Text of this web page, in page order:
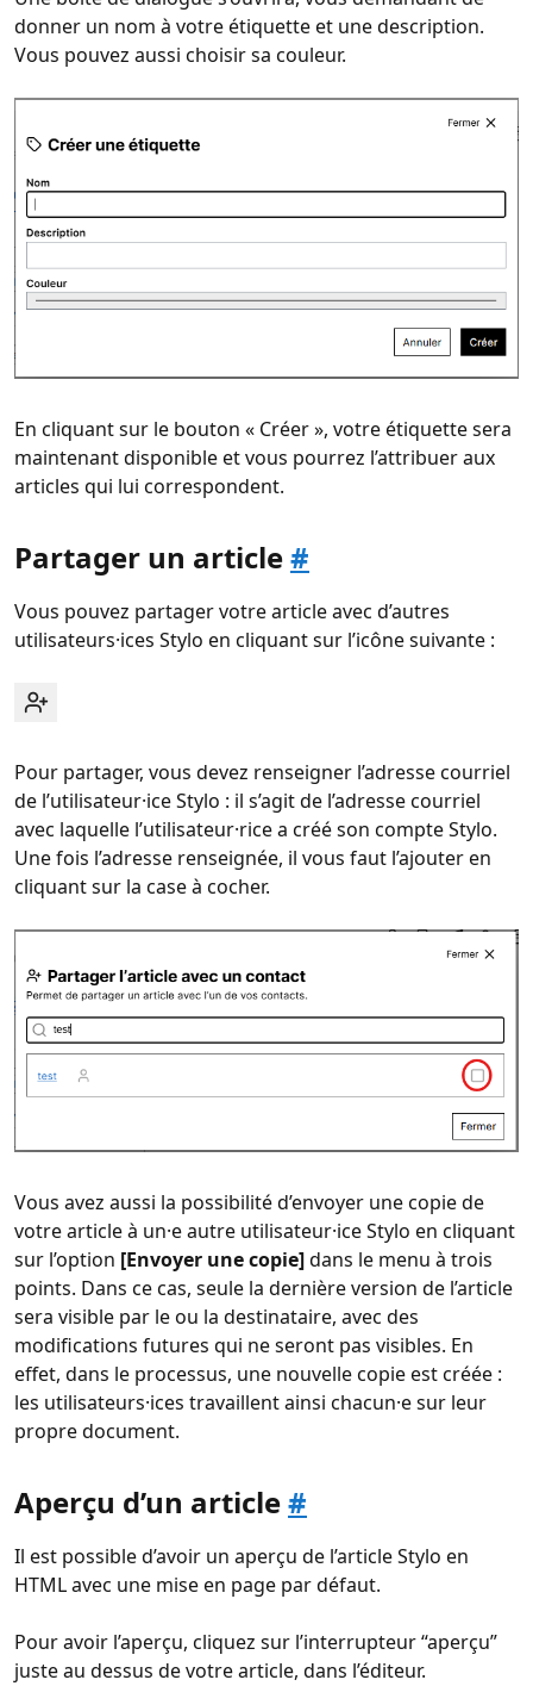
donner un nom à votre étiquette et une description.
Vous pouvez aussi choisir sa couleur.
En cliquant sur le bouton « Créer », votre étiquette sera
maintenant disponible et vous pourrez l’attribuer aux
articles qui lui correspondent.
Partager un article#
Vous pouvez partager votre article avec d’autres
utilisateurs·ices Stylo en cliquant sur l’icône suivante :
Pour partager, vous devez renseigner l’adresse courriel
de l’utilisateur·ice Stylo : il s’agit de l’adresse courriel
avec laquelle l’utilisateur·rice a créé son compte Stylo.
Une fois l’adresse renseignée, il vous faut l’ajouter en
cliquant sur la case à cocher.
Vous avez aussi la possibilité d’envoyer une copie de
votre article à un·e autre utilisateur·ice Stylo en cliquant
sur l’option [Envoyer une copie]dans le menu à trois
points. Dans ce cas, seule la dernière version de l’article
sera visible par le ou la destinataire, avec des
modifications futures qui ne seront pas visibles. En
effet, dans le processus, une nouvelle copie est créée :
les utilisateurs·ices travaillent ainsi chacun·e sur leur
propre document.
Aperçu d’un article#
Il est possible d’avoir un aperçu de l’article Stylo en
HTML avec une mise en page par défaut.
Pour avoir l’aperçu, cliquez sur l’interrupteur “aperçu”
juste au dessus de votre article, dans l’éditeur.